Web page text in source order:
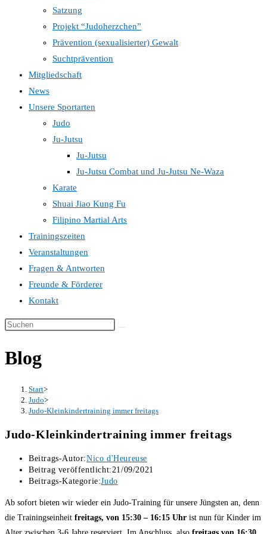
Satzung
Projekt “Judoherzchen”
Prävention (sexualisierter) Gewalt
Suchtprävention
Mitgliedschaft
News
Unsere Sportarten
Judo
Ju-Jutsu
Ju-Jutsu
Ju-Jutsu Combat und Ju-Jutsu Ne-Waza
Karate
Shuai Jiao Kung Fu
Filipino Martial Arts
Trainingszeiten
Veranstaltungen
Fragen & Antworten
Freunde & Förderer
Kontakt
Blog
Start>
Judo>
Judo-Kleinkindertraining immer freitags
Judo-Kleinkindertraining immer freitags
Beitrags-Autor:Nico d'Heureuse
Beitrag veröffentlicht:21/09/2021
Beitrags-Kategorie:Judo
Ab sofort bieten wir wieder ein Judo-Training für unsere Jüngsten an, denn
die Trainingseinheit freitags, von 15:30 – 16:15 Uhr ist nun für Kinder im